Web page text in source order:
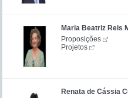
Maria Beatriz Reis
Proposições
Projetos
Renata de Cássia